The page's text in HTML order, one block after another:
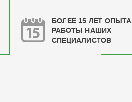
БОЛЕЕ 15 ЛЕТ ОПЫТА
РАБОТЫ НАШИХ
СПЕЦИАЛИСТОВ